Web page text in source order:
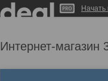
Начать
Интернет-магазин